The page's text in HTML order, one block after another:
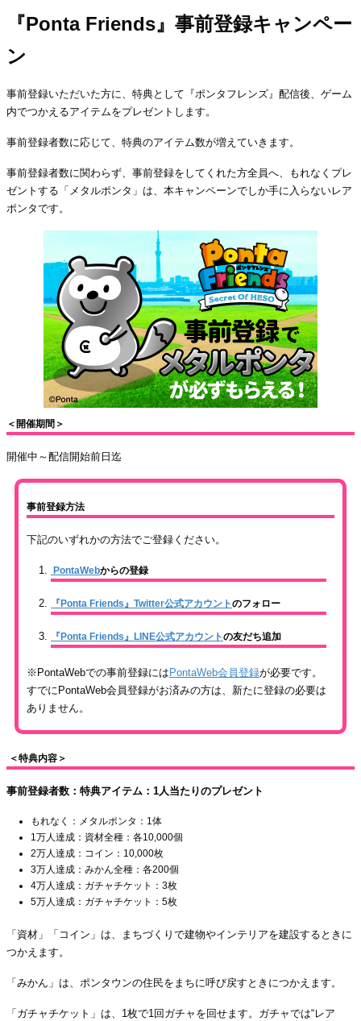
『Ponta Friends』事前登録キャンペー
ン
事前登録いただいた方に、特典として『ポンタフレンズ』配信後、ゲーム
内でつかえるアイテムをプレゼントします。
事前登録者数に応じて、特典のアイテム数が増えていきます。
事前登録者数に関わらず、事前登録をしてくれた方全員へ、もれなくプレ
ゼントする「メタルポンタ」は、本キャンペーンでしか手に入らないレア
ポンタです。
＜開催期間＞
開催中～配信開始前日迄
事前登録方法
下記のいずれかの方法でご登録ください。
PontaWebからの登録
『Ponta Friends』Twitter公式アカウントのフォロー
『Ponta Friends』LINE公式アカウントの友だち追加
※PontaWebでの事前登録には PontaWeb会員登録が必要です。
すでにPontaWeb会員登録がお済みの方は、新たに登録の必要は
ありません。
＜特典内容＞
事前登録者数：特典アイテム：1人当たりのプレゼント
もれなく：メタルポンタ：1体
1万人達成：資材全種：各10,000個
2万人達成：コイン：10,000枚
3万人達成：みかん全種：各200個
4万人達成：ガチャチケット：3枚
5万人達成：ガチャチケット：5枚
「資材」「コイン」は、まちづくりで建物やインテリアを建設するときに
つかえます。
「みかん」は、ポンタウンの住民をまちに呼び戻すときにつかえます。
「ガチャチケット」は、1枚で1回ガチャを回せます。ガチャでは“レア